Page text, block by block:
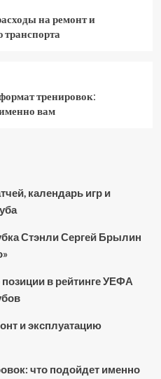
на ремонт и
транспорта
тренировок:
вам
календарь игр и
Стэнли Сергей Брылин
в рейтинге УЕФА
и эксплуатацию
что подойдет именно